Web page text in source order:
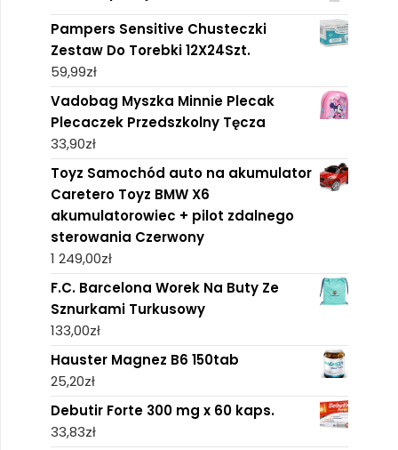
Pampers Sensitive Chusteczki
Zestaw Do Torebki 12X24Szt.
59,99zł
Vadobag Myszka Minnie Plecak
Plecaczek Przedszkolny Tęcza
33,90zł
Toyz Samochód auto na akumulator
Caretero Toyz BMW X6
akumulatorowiec + pilot zdalnego
sterowania Czerwony
1 249,00zł
F.C. Barcelona Worek Na Buty Ze
Sznurkami Turkusowy
133,00zł
Hauster Magnez B6 150tab
25,20zł
Debutir Forte 300 mg x 60 kaps.
33,83zł